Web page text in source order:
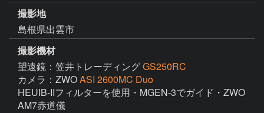
撮影地
島根県出雲市
撮影機材
望遠鏡：笠井トレーディングGS250RC
カメラ：ZWOASI 2600MC Duo
HEUIB-IIフィルターを使用・MGEN-3でガイド・ZWO
AM7赤道儀